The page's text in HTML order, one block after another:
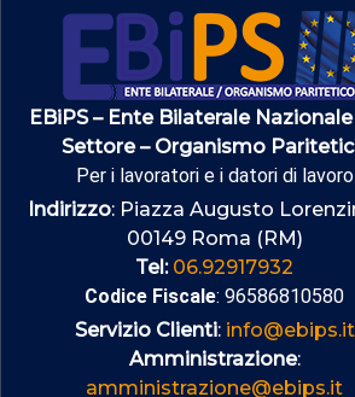
EBiPS – Ente Bilaterale
Settore – Organismo
Per i lavoratori e i datori di lavoro
Indirizzo: Piazza Augusto
00149 Roma (RM)
Tel: 06.92917932
Codice Fiscale: 96586810580
Servizio Clienti: info@ebips.it
Amministrazione:
amministrazione@ebips.it